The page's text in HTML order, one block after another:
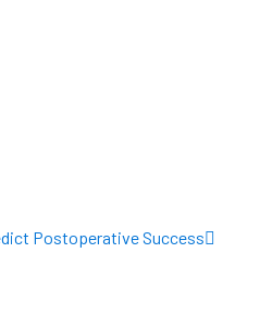
Postoperative Success